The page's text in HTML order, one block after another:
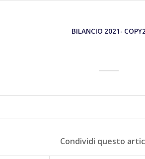
BILANCIO 2021- COPY2
Condividi questo